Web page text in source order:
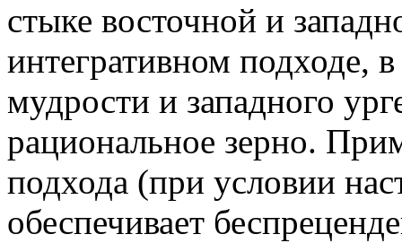
стыке восточной и
интегративном подходе,
мудрости и западного
рациональное зерно.
подхода (при условии
обеспечивает